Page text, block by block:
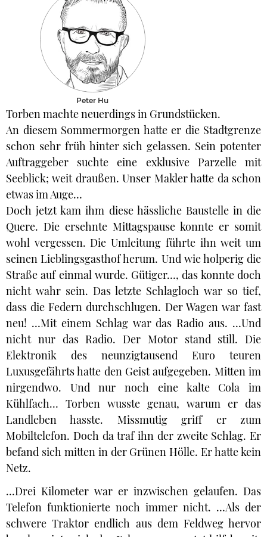
Peter Hu
Torben machte neuerdings in Grundstücken.
An diesem Sommermorgen hatte er die Stadtgrenze
schon sehr früh hinter sich gelassen. Sein potenter
Auftraggeber suchte eine exklusive Parzelle mit
Seeblick; weit draußen. Unser Makler hatte da schon
etwas im Auge…
Doch jetzt kam ihm diese hässliche Baustelle in die
Quere. Die ersehnte Mittagspause konnte er somit
wohl vergessen. Die Umleitung führte ihn weit um
seinen Lieblingsgasthof herum. Und wie holperig die
Straße auf einmal wurde. Gütiger…, das konnte doch
nicht wahr sein. Das letzte Schlagloch war so tief,
dass die Federn durchschlugen. Der Wagen war fast
neu! …Mit einem Schlag war das Radio aus. …Und
nicht nur das Radio. Der Motor stand still. Die
Elektronik des neunzigtausend Euro teuren
Luxusgefährts hatte den Geist aufgegeben. Mitten im
nirgendwo. Und nur noch eine kalte Cola im
Kühlfach… Torben wusste genau, warum er das
Landleben hasste. Missmutig griff er zum
Mobiltelefon. Doch da traf ihn der zweite Schlag. Er
befand sich mitten in der Grünen Hölle. Er hatte kein
Netz.
…Drei Kilometer war er inzwischen gelaufen. Das
Telefon funktionierte noch immer nicht. …Als der
schwere Traktor endlich aus dem Feldweg hervor